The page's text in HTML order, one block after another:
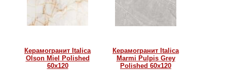
Керамогранит Italica
Olson Miel Polished
60х120
Керамогранит Italica
Marmi Pulpis Grey
Polished 60х120